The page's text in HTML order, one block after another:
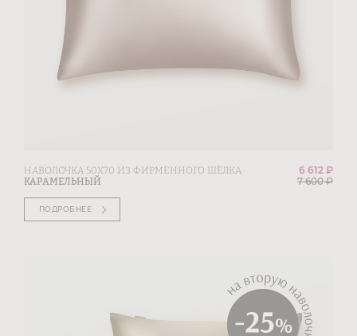
НАВОЛОЧКА 50Х70 ИЗ ФИРМЕННОГО ШЁЛКА
КАРАМЕЛЬНЫЙ
6 612 ₽
7 600₽
ПОДРОБНЕЕ